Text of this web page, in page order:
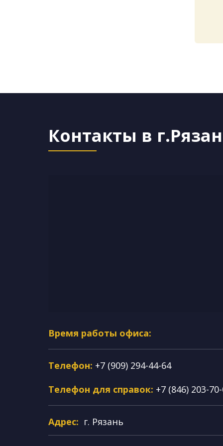
Контакты в
Время работы офиса:
Телефон: +7 (909) 294-44-64
Телефон для справок: +7 (846) 203-
Адрес: г. Рязань